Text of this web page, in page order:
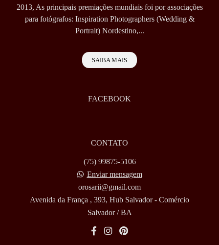
2013, As principais premiações mundiais foi por associações
para fotógrafos: Inspiration Photographers (Wedding &
Portrait) Nordestino,...
SAIBA MAIS
FACEBOOK
CONTATO
(75) 99875-5106
Enviar mensagem
orosarii@gmail.com
Avenida da França , 393, Hub Salvador - Comércio
Salvador / BA